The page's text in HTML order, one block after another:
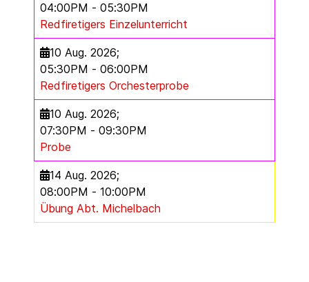
04:00PM - 05:30PM
Redfiretigers Einzelunterricht
10 Aug. 2026;
05:30PM - 06:00PM
Redfiretigers Orchesterprobe
10 Aug. 2026;
07:30PM - 09:30PM
Probe
14 Aug. 2026;
08:00PM - 10:00PM
Übung Abt. Michelbach